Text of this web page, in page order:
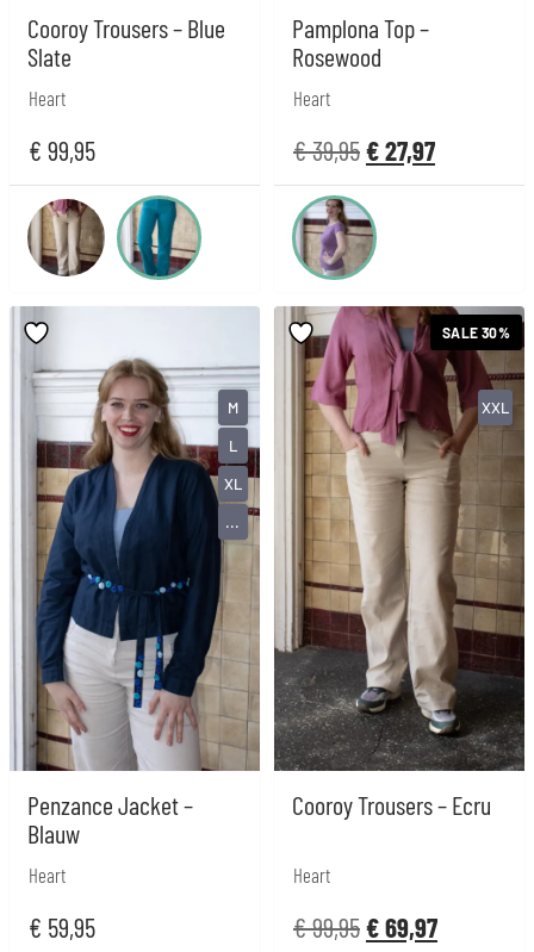
Cooroy Trousers – Blue
Slate
Heart
€ 99,95
Pamplona Top –
Rosewood
Heart
€39,95€27,97
Penzance Jacket –
Blauw
Heart
€ 59,95
M
L
XL
...
SALE 30%
Cooroy Trousers – Ecru
Heart
€99,95€69,97
XXL